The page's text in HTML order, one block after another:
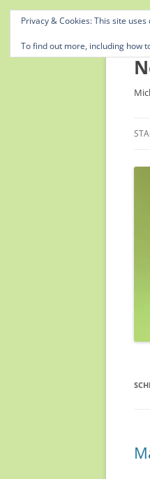
Privacy & Cookies: This site
To find out more, including how